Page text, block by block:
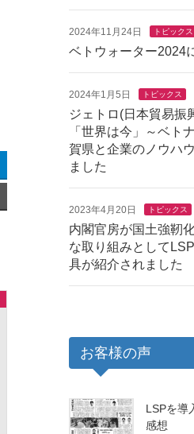
2024年11月24日 トピックス
ベトウォーター2024
2024年1月5日 トピックス
ジェトロ(日本貿易振
「世界は今」～ベト
賀県と企業のノウハ
ました
2023年4月20日 トピックス
内閣官房が国土強靭
な取り組みとして
具が紹介されました
お客様の声
LSPを導
感想